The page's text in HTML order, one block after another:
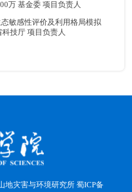
万 基金委 项目负责人
敏感性评价及利用格局模拟
技厅 项目负责人
地灾害与环境研究所蜀ICP备